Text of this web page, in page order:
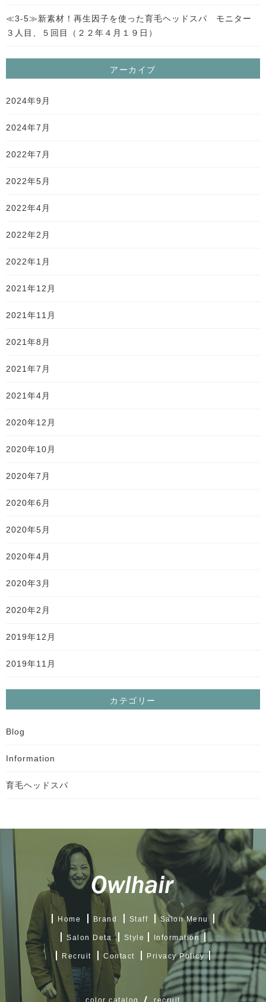
≪3-5≫新素材！再生因子を使った育毛ヘッドスパ モニター
３人目、５回目（２２年４月１９日）
アーカイブ
2024年9月
2024年7月
2022年7月
2022年5月
2022年4月
2022年2月
2022年1月
2021年12月
2021年11月
2021年8月
2021年7月
2021年4月
2020年12月
2020年10月
2020年7月
2020年6月
2020年5月
2020年4月
2020年3月
2020年2月
2019年12月
2019年11月
カテゴリー
Blog
Information
育毛ヘッドスパ
Home Brand Staff Salon Menu
Salon Deta Style Information
Recruit Contact Privacy Policy